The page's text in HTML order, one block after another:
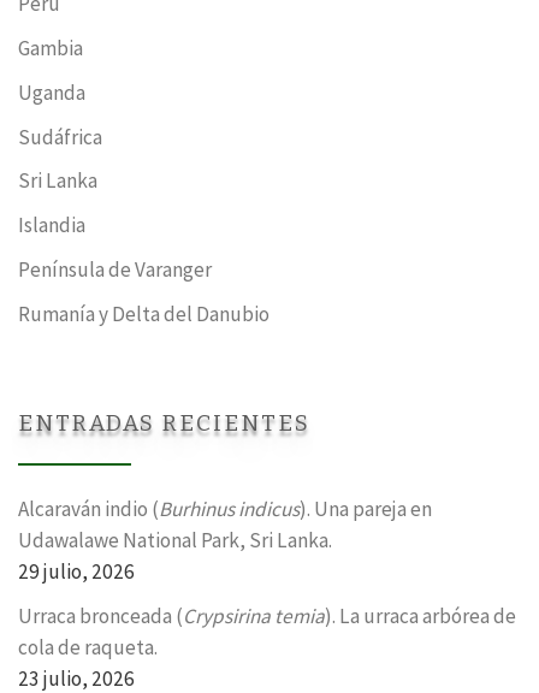
Gambia
Uganda
Sudáfrica
Sri Lanka
Islandia
Península de Varanger
Rumanía y Delta del Danubio
ENTRADAS RECIENTES
Alcaraván indio (Burhinus indicus). Una pareja en
Udawalawe National Park, Sri Lanka.
29 julio, 2026
Urraca bronceada (Crypsirina temia). La urraca arbórea de
cola de raqueta.
23 julio, 2026